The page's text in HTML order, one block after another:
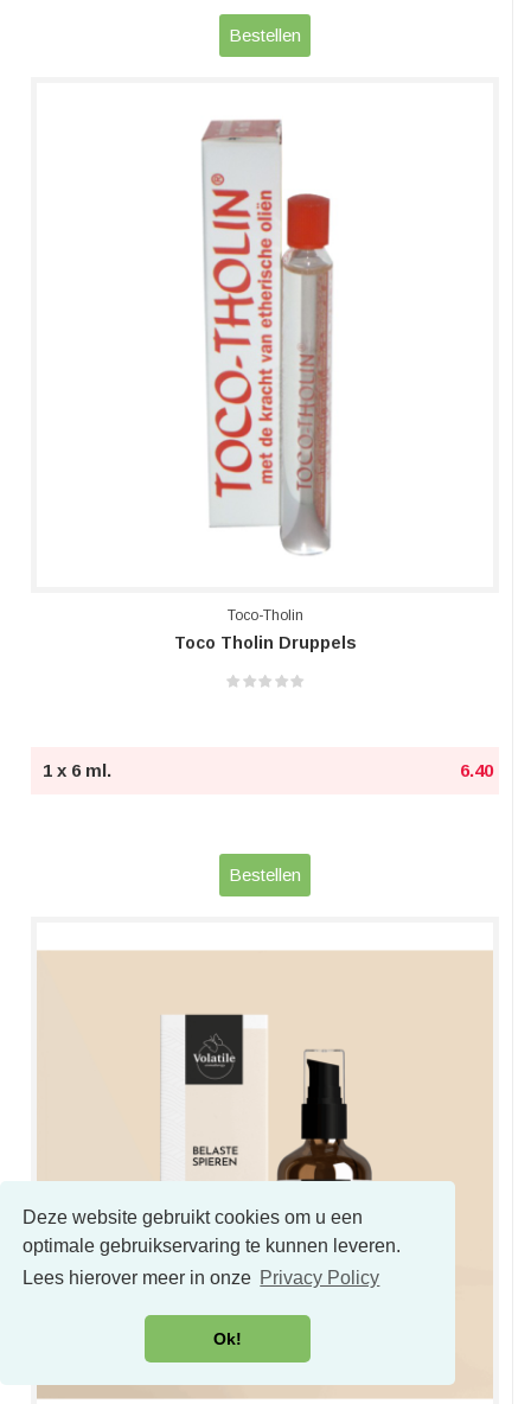
Deze website gebruikt cookies om u een
optimale gebruikservaring te kunnen leveren.
Lees hierover meer in onze Privacy Policy
Ok!
Bestellen
Toco-Tholin
Toco Tholin Druppels
1 x 6 ml. 6.40
Bestellen